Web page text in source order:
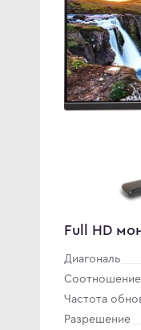
Full HD
Диагональ
Частота
Разрешение